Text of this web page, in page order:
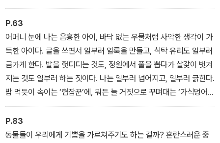
소설가 김영하는 추천의 글을 통해 "그 어떤 출구도 보이지 않는 곳에
서, 철저히 혼자가 되어 갇혀 있다고 느끼는 모든 이들에게 이 책을 권
하고 싶다"고 전했다.
그 어떤 도움도 보호도 기대할 수 없다. 어머니에게 ‘디디에 선생’은
신적인 존재다. 어머니는 아버지를 숭배하고, 동시에 증오한다. 하지
만 결코 아버지에게 맞서지는 못한다. 나는 두 눈을 질끈 감고 공포에
떨면서 내 창조주의 날개 아래 설 수밖에 없다.
P.63
어머니 눈에 나는 음흉한 아이, 바닥 없는 우물처럼 사악한 생각이 가
득한 아이다. 글을 쓰면서 일부러 얼룩을 만들고, 식탁 유리도 일부러
금가게 한다. 발을 헛디디는 것도, 정원에서 풀을 뽑다가 살갗이 벗겨
지는 것도 일부러 하는 짓이다. 나는 일부러 넘어지고, 일부러 긁힌다.
밥 먹듯이 속이는 ‘협잡꾼’에, 뭐든 늘 거짓으로 꾸며대는 ‘가식덩어
리’다. 나는 관심을 끌기 위해서라면 무슨 짓이든 다 하는 아이다.
P.83
동물들이 우리에게 기쁨을 가르쳐주기도 하는 걸까? 혼란스러운 중